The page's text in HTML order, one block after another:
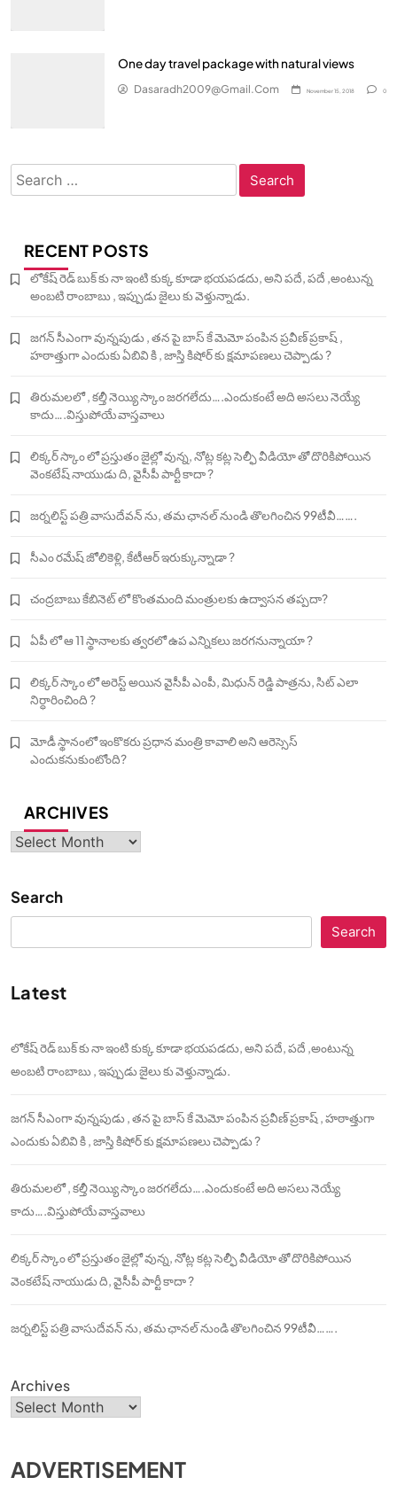
One day travel package with natural views
Dasaradh2009@gmail.com November 15, 2018 0
Search
for:
RECENT POSTS
లోకేష్ రెడ్ బుక్ కు నా ఇంటి కుక్క కూడా భయపడదు, అని పదే, పదే ,అంటున్న
అంబటి రాంబాబు , ఇప్పుడు జైలు కు వెళ్తున్నాడు.
జగన్ సీఎంగా వున్నపుడు , తన పై బాస్ కే మెమో పంపిన ప్రవీణ్ ప్రకాష్ ,
హఠాత్తుగా ఎందుకు ఏబివి కి , జాస్తి కిషోర్ కు క్షమాపణలు చెప్పాడు ?
తిరుమలలో , కల్తీ నెయ్యి స్కాం జరగలేదు….ఎందుకంటే అది అసలు నెయ్యే
కాదు….విస్తుపోయే వాస్తవాలు
లిక్కర్ స్కాం లో ప్రస్తుతం జైల్లో వున్న, నోట్ల కట్ల సెల్ఫీ వీడియో తో దొరికిపోయిన
వెంకటేష్ నాయుడు ది, వైసీపీ పార్టీ కాదా ?
జర్నలిస్ట్ పత్రి వాసుదేవన్ ను, తమ ఛానల్ నుండి తొలగించిన 99టీవీ…….
సీఎం రమేష్ జోలికెళ్లి, కేటీఆర్ ఇరుక్కున్నాడా ?
చంద్రబాబు కేబినెట్ లో కొంతమంది మంత్రులకు ఉద్వాసన తప్పదా?
ఏపీ లో ఆ 11 స్థానాలకు త్వరలో ఉప ఎన్నికలు జరగనున్నాయా ?
లిక్కర్ స్కాం లో అరెస్ట్ అయిన వైసీపీ ఎంపీ, మిధున్ రెడ్డి పాత్రను, సిట్ ఎలా
నిర్ధారించింది ?
మోడీ స్థానంలో ఇంకొకరు ప్రధాన మంత్రి కావాలి అని ఆరెస్సెస్‌
ఎందుకనుకుంటోంది?
ARCHIVES
Archives
Search
Search
Latest
లోకేష్ రెడ్ బుక్ కు నా ఇంటి కుక్క కూడా భయపడదు, అని పదే, పదే ,అంటున్న
అంబటి రాంబాబు , ఇప్పుడు జైలు కు వెళ్తున్నాడు.
జగన్ సీఎంగా వున్నపుడు , తన పై బాస్ కే మెమో పంపిన ప్రవీణ్ ప్రకాష్ , హఠాత్తుగా
ఎందుకు ఏబివి కి , జాస్తి కిషోర్ కు క్షమాపణలు చెప్పాడు ?
తిరుమలలో , కల్తీ నెయ్యి స్కాం జరగలేదు….ఎందుకంటే అది అసలు నెయ్యే
కాదు….విస్తుపోయే వాస్తవాలు
లిక్కర్ స్కాం లో ప్రస్తుతం జైల్లో వున్న, నోట్ల కట్ల సెల్ఫీ వీడియో తో దొరికిపోయిన
వెంకటేష్ నాయుడు ది, వైసీపీ పార్టీ కాదా ?
జర్నలిస్ట్ పత్రి వాసుదేవన్ ను, తమ ఛానల్ నుండి తొలగించిన 99టీవీ…….
Archives
ADVERTISEMENT